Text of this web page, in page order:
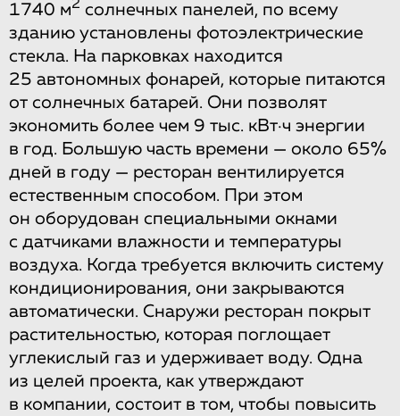
1740 м2 солнечных панелей, по всему
зданию установлены фотоэлектрические
стекла. На парковках находится
25 автономных фонарей, которые питаются
от солнечных батарей. Они позволят
экономить более чем 9 тыс. кВт·ч энергии
в год. Большую часть времени — около 65%
дней в году — ресторан вентилируется
естественным способом. При этом
он оборудован специальными окнами
с датчиками влажности и температуры
воздуха. Когда требуется включить систему
кондиционирования, они закрываются
автоматически. Снаружи ресторан покрыт
растительностью, которая поглощает
углекислый газ и удерживает воду. Одна
из целей проекта, как утверждают
в компании, состоит в том, чтобы повысить